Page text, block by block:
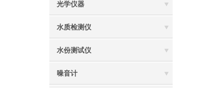
光学仪器
水质检测仪
水份测试仪
噪音计